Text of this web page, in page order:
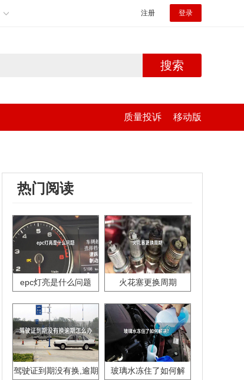
注册 登录
搜索
质量投诉 移动版
热门阅读
epc灯亮是什么问题 火花塞更换周期
驾驶证到期没有换,逾期
玻璃水冻住了如何解